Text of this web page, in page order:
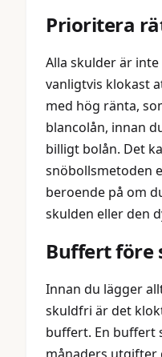
Prioritera
Alla skulder är
vanligtvis klokast
med hög ränta,
blancolån, innan
billigt bolån. Det
snöbollsmetoden
beroende på om
skulden eller den
Buffert före
Innan du lägger
skuldfri är det
buffert. En buffert